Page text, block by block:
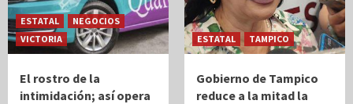
ESTATAL
NEGOCIOS
VICTORIA
El rostro de la
intimidación; así opera
ESTATAL TAMPICO
Gobierno de Tampico
reduce a la mitad la